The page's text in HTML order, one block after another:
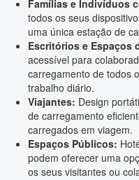
Famílias e Indivíduos
todos os seus
uma única estação de
Escritórios e Espaços
acessível para
carregamento de todos
trabalho diário.
Viajantes: Design
de carregamento
carregados em viagem.
Espaços Públicos:
podem oferecer uma
os seus visitantes ou